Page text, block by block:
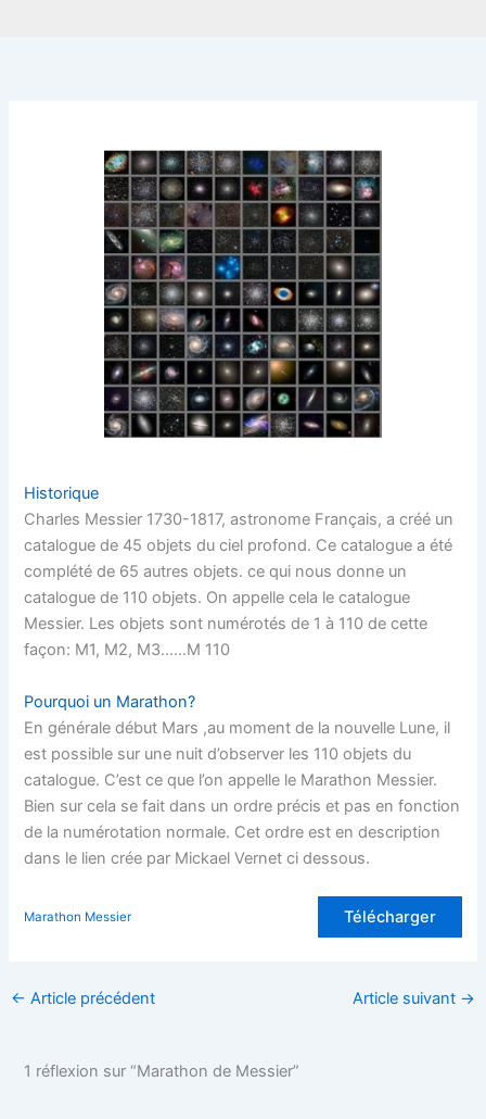
Historique
Charles Messier 1730-1817, astronome Français, a créé un
catalogue de 45 objets du ciel profond. Ce catalogue a été
complété de 65 autres objets. ce qui nous donne un
catalogue de 110 objets. On appelle cela le catalogue
Messier. Les objets sont numérotés de 1 à 110 de cette
façon: M1, M2, M3……M 110
Pourquoi un Marathon?
En générale début Mars ,au moment de la nouvelle Lune, il
est possible sur une nuit d’observer les 110 objets du
catalogue. C’est ce que l’on appelle le Marathon Messier.
Bien sur cela se fait dans un ordre précis et pas en fonction
de la numérotation normale. Cet ordre est en description
dans le lien crée par Mickael Vernet ci dessous.
Marathon Messier Télécharger
← Article précédent Article suivant →
1 réflexion sur “Marathon de Messier”